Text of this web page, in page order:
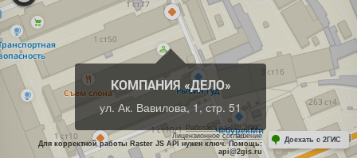
КОМПАНИЯ «ДЕЛО»
ул. Ак. Вавилова, 1, стр. 51
Работает на API 2ГИС
Лицензионное соглашение
Для корректной работы Raster JS API нужен ключ. Помощь:
api@2gis.ru
Доехать с 2ГИС